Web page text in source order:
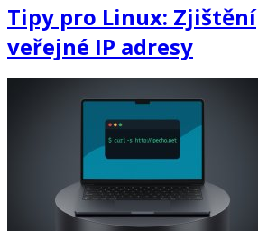
Tipy pro Linux: Zjištění
veřejné IP adresy